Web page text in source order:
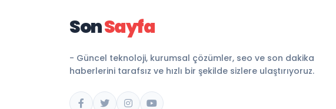
SonSayfa
- Güncel teknoloji, kurumsal çözümler, seo ve son dakika
haberlerini tarafsız ve hızlı bir şekilde sizlere ulaştırıyoruz.